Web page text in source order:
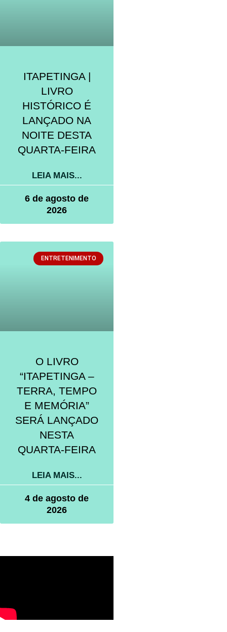
ITAPETINGA |
LIVRO
HISTÓRICO É
LANÇADO NA
NOITE DESTA
QUARTA-FEIRA
LEIA MAIS...
6 de agosto de
2026
ENTRETENIMENTO
O LIVRO
“ITAPETINGA –
TERRA, TEMPO
E MEMÓRIA”
SERÁ LANÇADO
NESTA
QUARTA-FEIRA
LEIA MAIS...
4 de agosto de
2026